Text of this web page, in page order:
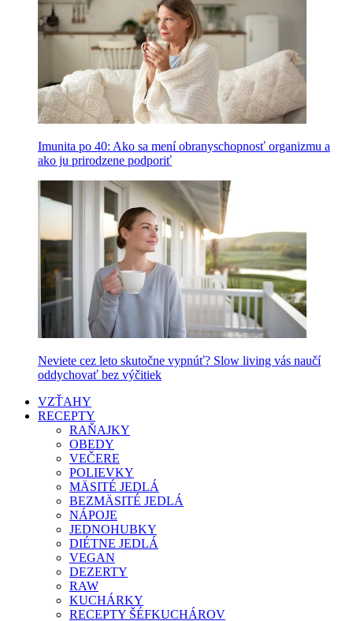
Imunita po 40: Ako sa mení obranyschopnosť organizmu a
ako ju prirodzene podporiť
Neviete cez leto skutočne vypnúť? Slow living vás naučí
oddychovať bez výčitiek
VZŤAHY
RECEPTY
RAŇAJKY
OBEDY
VEČERE
POLIEVKY
MÄSITÉ JEDLÁ
BEZMÄSITÉ JEDLÁ
NÁPOJE
JEDNOHUBKY
DIÉTNE JEDLÁ
VEGAN
DEZERTY
RAW
KUCHÁRKY
RECEPTY ŠÉFKUCHÁROV